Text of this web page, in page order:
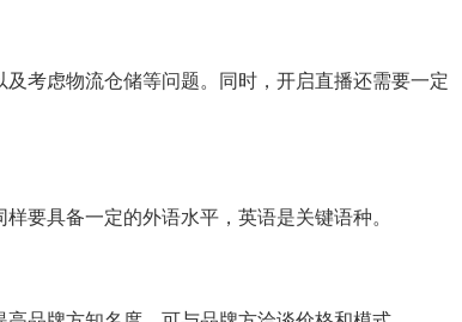
考虑物流仓储等问题。同时，开启直播还需要一定
具备一定的外语水平，英语是关键语种。